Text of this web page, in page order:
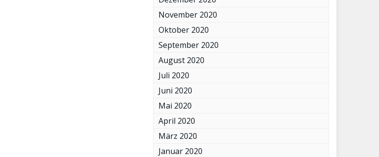
November 2020
Oktober 2020
September 2020
August 2020
Juli 2020
Juni 2020
Mai 2020
April 2020
März 2020
Januar 2020